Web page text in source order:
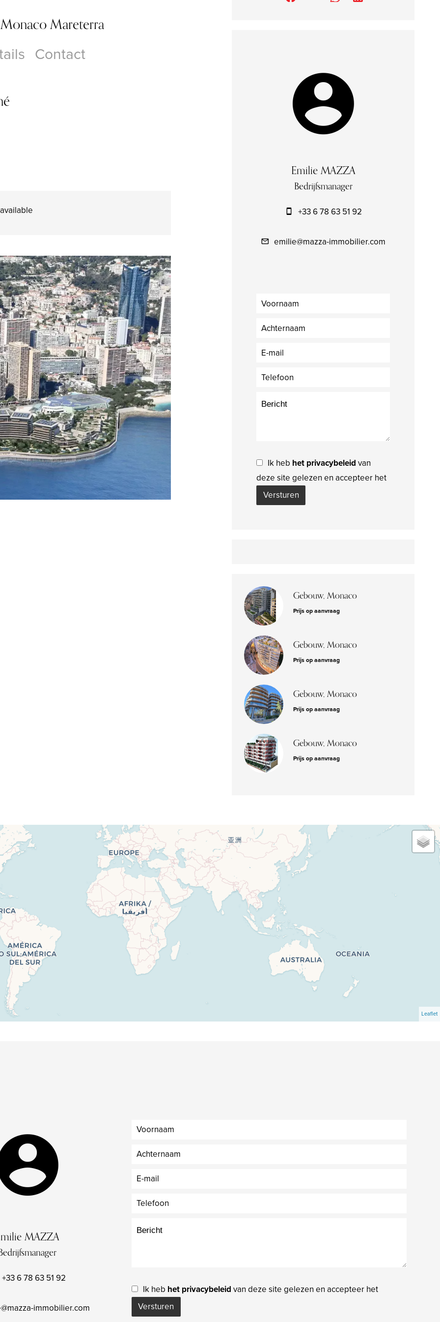
Mareterra
Contact
Emilie MAZZA
Bedrijfsmanager
+33 6 78 63 51 92
emilie@mazza-immobilier.com
Ik heb het privacybeleid van
deze site gelezen en accepteer het
Versturen
Gebouw, Monaco
Prijs op aanvraag
Gebouw, Monaco
Prijs op aanvraag
Gebouw, Monaco
Prijs op aanvraag
Gebouw, Monaco
Prijs op aanvraag
Leaflet
MAZZA
+33 6 78 63 51 92
immobilier.com
Ik heb het privacybeleid van deze site gelezen en accepteer het
Versturen